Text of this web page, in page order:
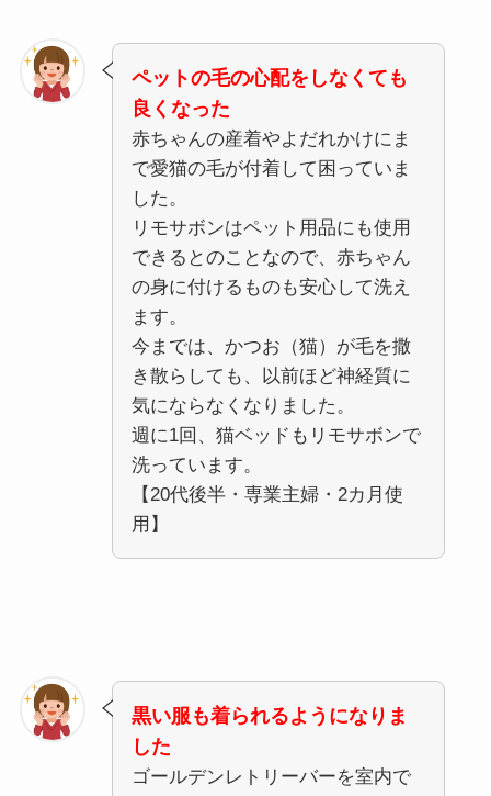
ペットの毛の心配をしなくても
良くなった
赤ちゃんの産着やよだれかけにま
で愛猫の毛が付着して困っていま
した。
リモサボンはペット用品にも使用
できるとのことなので、赤ちゃん
の身に付けるものも安心して洗え
ます。
今までは、かつお（猫）が毛を撒
き散らしても、以前ほど神経質に
気にならなくなりました。
週に1回、猫ベッドもリモサボンで
洗っています。
【20代後半・専業主婦・2カ月使
用】
黒い服も着られるようになりま
した
ゴールデンレトリーバーを室内で